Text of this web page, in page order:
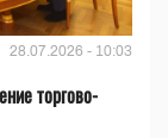
28.07.2026 - 10:03
торгово-